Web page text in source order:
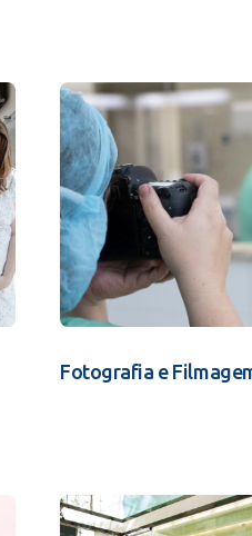
Fotografia e